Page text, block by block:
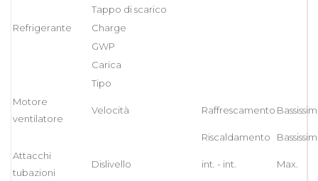
Tappo di scarico
Refrigerante
Charge
GWP
Carica
Tipo
Motore
ventilatore
Velocità Raffrescamento
Riscaldamento
Attacchi
tubazioni
Dislivello int. - int. Max.